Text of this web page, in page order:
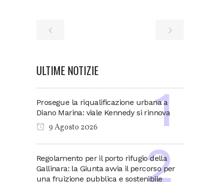
ULTIME NOTIZIE
Prosegue la riqualificazione urbana a
Diano Marina: viale Kennedy si rinnova
9 Agosto 2026
Regolamento per il porto rifugio della
Gallinara: la Giunta avvia il percorso per
una fruizione pubblica e sostenibile